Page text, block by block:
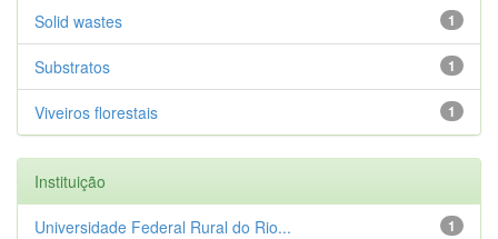
1
Solid wastes
1
Substratos
1
Viveiros florestais
Instituição
1
Universidade Federal Rural do Rio...